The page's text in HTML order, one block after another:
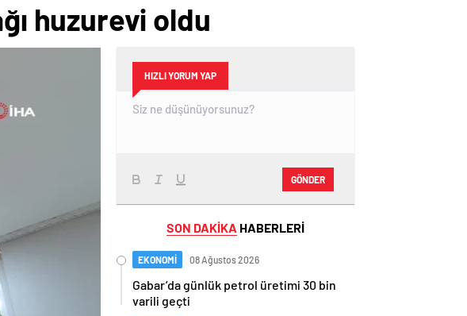
huzurevi oldu
HIZLI YORUM YAP
GÖNDER
SON DAKİKA HABERLERİ
EKONOMİ 08 Ağustos 2026
Gabar’da günlük petrol üretimi 30 bin
varili geçti